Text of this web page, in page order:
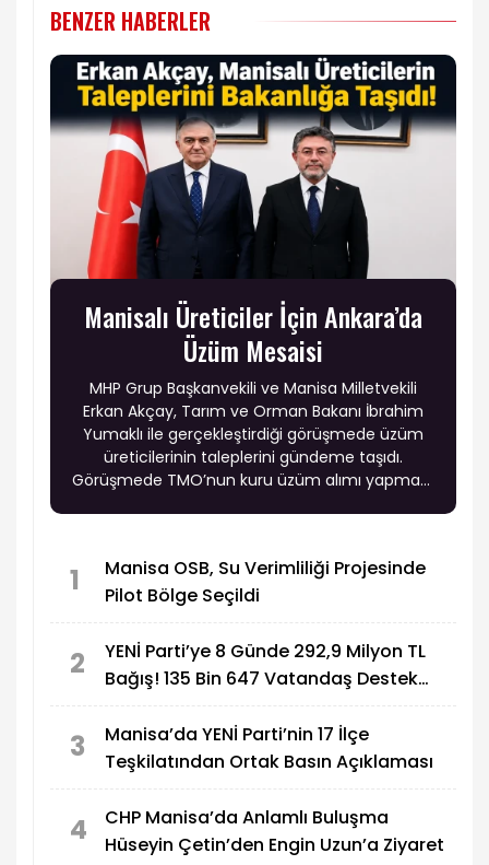
BENZER HABERLER
Manisalı Üreticiler İçin Ankara’da
Üzüm Mesaisi
MHP Grup Başkanvekili ve Manisa Milletvekili
Erkan Akçay, Tarım ve Orman Bakanı İbrahim
Yumaklı ile gerçekleştirdiği görüşmede üzüm
üreticilerinin taleplerini gündeme taşıdı.
Görüşmede TMO’nun kuru üzüm alımı yapması,
şekilde denetlenmesi konuları ele alındı.
1
Manisa OSB, Su Verimliliği Projesinde
Pilot Bölge Seçildi
2
YENİ Parti’ye 8 Günde 292,9 Milyon TL
Bağış! 135 Bin 647 Vatandaş Destek
3
Manisa’da YENİ Parti’nin 17 İlçe
Teşkilatından Ortak Basın Açıklaması
4
CHP Manisa’da Anlamlı Buluşma
Hüseyin Çetin’den Engin Uzun’a Ziyaret